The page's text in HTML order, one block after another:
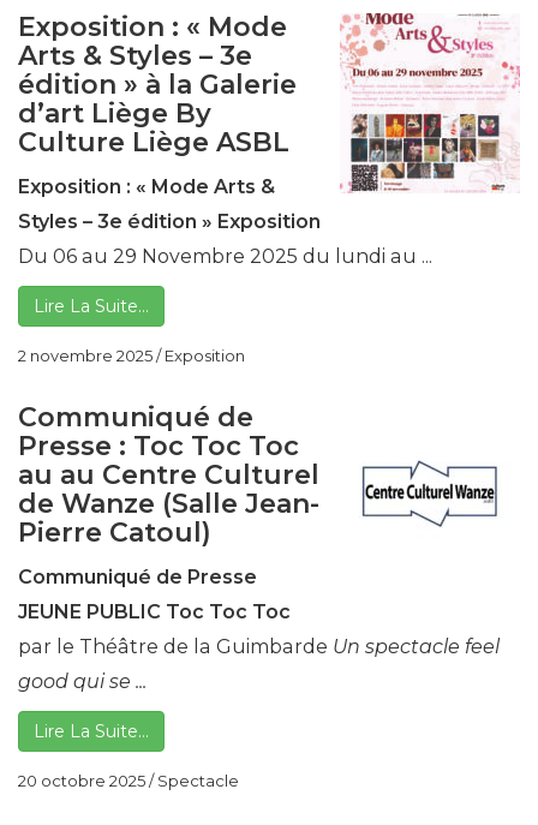
Exposition : « Mode
Arts & Styles – 3e
édition » à la Galerie
d’art Liège By
Culture Liège ASBL
Exposition : « Mode Arts &
Styles – 3e édition » Exposition
Du 06 au 29 Novembre 2025 du lundi au ...
Lire La Suite…
2 novembre 2025/Exposition
Communiqué de
Presse : Toc Toc Toc
au au Centre Culturel
de Wanze (Salle Jean-
Pierre Catoul)
Communiqué de Presse
JEUNE PUBLIC Toc Toc Toc
par le Théâtre de la Guimbarde Un spectacle feel
good qui se ...
Lire La Suite…
20 octobre 2025/Spectacle